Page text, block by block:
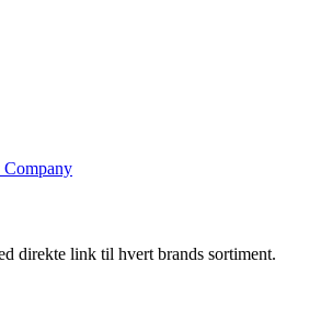
direkte link til hvert brands sortiment.